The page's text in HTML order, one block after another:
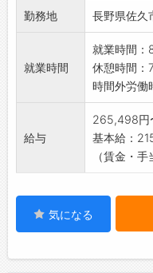
勤務地 長野県佐久
就業時間
就業時間
休憩時間：
時間外労働
給与
265,498円
基本給：
（賃金・
気になる